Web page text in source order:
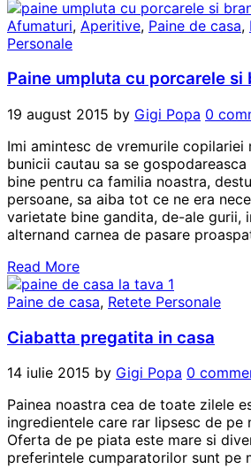
Afumaturi, Aperitive, Paine de casa,
Personale
Paine umpluta cu porcarele si
19 august 2015 by Gigi Popa 0
Imi amintesc de vremurile copilariei
bunicii cautau sa se
bine pentru ca familia noastra,
persoane, sa aiba tot ce ne era
varietate bine gandita, de-ale gurii,
alternand carnea de pasare
Read More
Paine de casa, Retete Personale
Ciabatta pregatita in casa
14 iulie 2015 by Gigi Popa 0
Painea noastra cea de toate zilele
ingredientele care rar lipsesc de pe
Oferta de pe piata este mare si
preferintele cumparatorilor sunt pe